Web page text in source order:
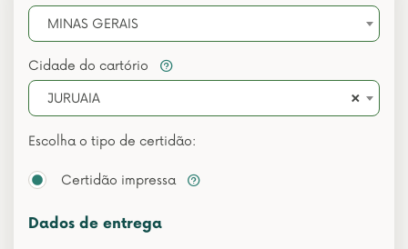
MINAS GERAIS
Cidade do cartório
×
JURUAIA
Escolha o tipo de certidão:
Certidão impressa
Dados de entrega